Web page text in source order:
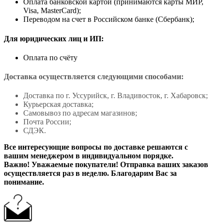
Оплата банковской картой (принимаются карты МИР,
Visa, MasterCard);
Переводом на счет в Российском банке (Сбербанк);
Для юридических лиц и ИП:
Оплата по счёту
Доставка осуществляется следующими способами:
Доставка по г. Уссурийск, г. Владивосток, г. Хабаровск;
Курьерская доставка;
Самовывоз по адресам магазинов;
Почта России;
СДЭК.
Все интересующие вопросы по доставке решаются с
вашим менеджером в индивидуальном порядке.
Важно! Уважаемые покупатели! Отправка ваших заказов
осуществляется раз в неделю. Благодарим Вас за
понимание.